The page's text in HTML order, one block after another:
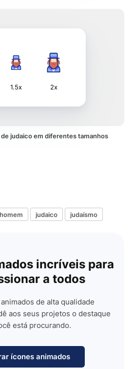
1.5x 2x
judaico em diferentes tamanhos
homem judaico judaísmo
incríveis para
a todos
de alta qualidade
aos seus projetos o destaque
está procurando.
ícones animados